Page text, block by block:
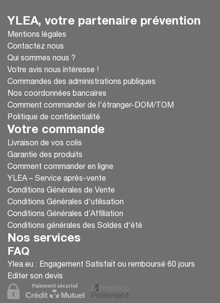
YLEA, votre partenaire prévention
Mentions légales
Contactez nous
Qui sommes nous ?
Votre avis nous intéresse !
Commandes des administrations publiques
Nos coordonnées bancaires
Comment commander de l'étranger-DOM/TOM
Politique de confidentialité
Votre commande
Livraison de vos colis
Garantie des produits
Comment commander en ligne
YLEA – Service après-vente
Conditions Générales de Vente
Conditions Générales d'utilisation
Conditions Générales d’Affiliation
Conditions générales des Soldes d'été
Nos services
FAQ
Ylea.eu : Engagement Satisfait ou remboursé 60 jours
Editer son devis